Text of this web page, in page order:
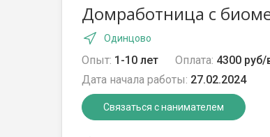
Домработница с
Одинцово
Опыт: 1-10 лет Оплата: 4300
Дата начала работы: 27.02.2024
Связаться с нанимателем